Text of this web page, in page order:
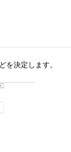
決定します。